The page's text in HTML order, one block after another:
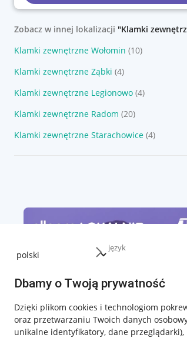
język
Dbamy o Twoją prywatność
Dzięki plikom cookies i technologiom
oraz przetwarzaniu Twoich danych
unikalne identyfikatory, dane przeglądarki),
Zobacz w innej lokalizacji "Klamki
Klamki zewnętrzne Wołomin (10)
Klamki zewnętrzne Ząbki (4)
Klamki zewnętrzne Legionowo (4)
Klamki zewnętrzne Radom (20)
Klamki zewnętrzne Starachowice (4)